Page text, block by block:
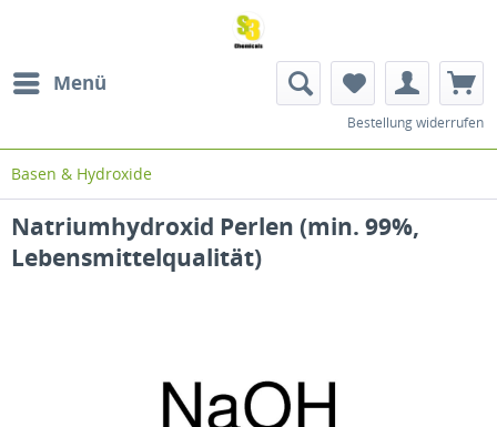
Menü
Bestellung widerrufen
Basen & Hydroxide
Natriumhydroxid Perlen (min. 99%,
Lebensmittelqualität)